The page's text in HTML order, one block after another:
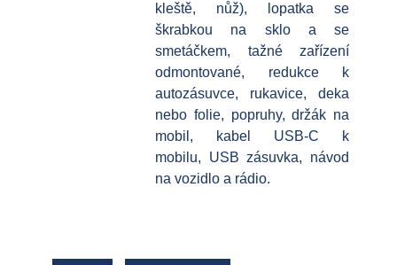
kleště, nůž), lopatka se
škrabkou na sklo a se
smetáčkem, tažné zařízení
odmontované, redukce k
autozásuvce, rukavice, deka
nebo folie, popruhy, držák na
mobil, kabel USB-C k
mobilu, USB zásuvka, návod
na vozidlo a rádio.